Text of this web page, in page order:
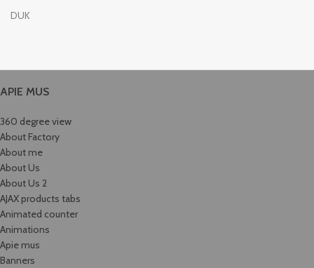
DUK
APIE MUS
360 degree view
About Factory
About me
About Us
About Us 2
AJAX products tabs
Animated counter
Animations
Apie mus
Banners